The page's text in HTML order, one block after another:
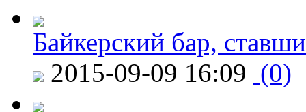
Байкерский бар,
2015-09-09 16:09 (0)